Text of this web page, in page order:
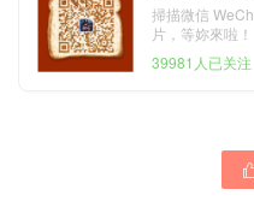
掃描微信
片，等妳來啦！
39981人已关注